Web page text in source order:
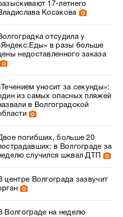
17-летнего
Косакова
отсудила у
в разы больше
недоставленного заказа
уносит за секунды»:
из самых опасных пляжей
в Волгоградской
погибших, больше 20
в Волгограде за
случился шквал ДТП
центре Волгограда зазвучит
Волгограде на неделю